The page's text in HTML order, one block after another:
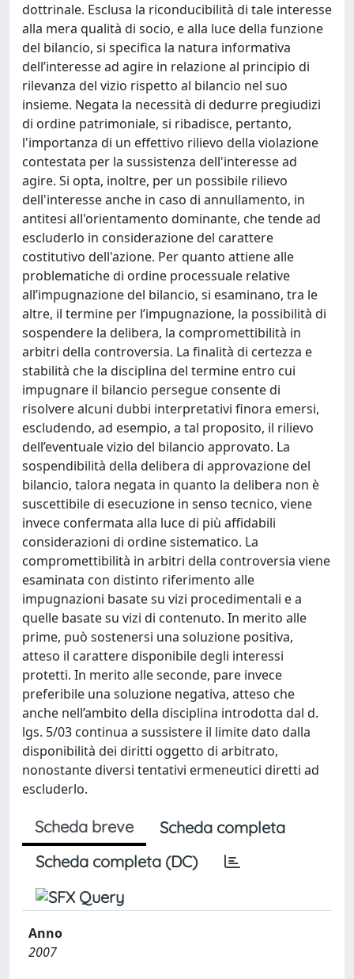
dottrinale. Esclusa la riconducibilità di tale interesse
alla mera qualità di socio, e alla luce della funzione
del bilancio, si specifica la natura informativa
dell’interesse ad agire in relazione al principio di
rilevanza del vizio rispetto al bilancio nel suo
insieme. Negata la necessità di dedurre pregiudizi
di ordine patrimoniale, si ribadisce, pertanto,
l'importanza di un effettivo rilievo della violazione
contestata per la sussistenza dell'interesse ad
agire. Si opta, inoltre, per un possibile rilievo
dell'interesse anche in caso di annullamento, in
antitesi all'orientamento dominante, che tende ad
escluderlo in considerazione del carattere
costitutivo dell'azione. Per quanto attiene alle
problematiche di ordine processuale relative
all’impugnazione del bilancio, si esaminano, tra le
altre, il termine per l’impugnazione, la possibilità di
sospendere la delibera, la compromettibilità in
arbitri della controversia. La finalità di certezza e
stabilità che la disciplina del termine entro cui
impugnare il bilancio persegue consente di
risolvere alcuni dubbi interpretativi finora emersi,
escludendo, ad esempio, a tal proposito, il rilievo
dell’eventuale vizio del bilancio approvato. La
sospendibilità della delibera di approvazione del
bilancio, talora negata in quanto la delibera non è
suscettibile di esecuzione in senso tecnico, viene
invece confermata alla luce di più affidabili
considerazioni di ordine sistematico. La
compromettibilità in arbitri della controversia viene
esaminata con distinto riferimento alle
impugnazioni basate su vizi procedimentali e a
quelle basate su vizi di contenuto. In merito alle
prime, può sostenersi una soluzione positiva,
atteso il carattere disponibile degli interessi
protetti. In merito alle seconde, pare invece
preferibile una soluzione negativa, atteso che
anche nell’ambito della disciplina introdotta dal d.
lgs. 5/03 continua a sussistere il limite dato dalla
disponibilità dei diritti oggetto di arbitrato,
nonostante diversi tentativi ermeneutici diretti ad
escluderlo.
Scheda breve
Scheda completa
Scheda completa (DC)
Anno
2007